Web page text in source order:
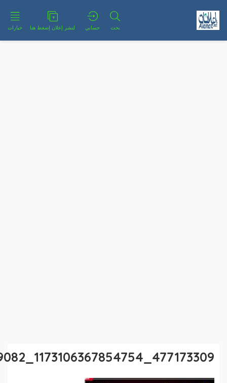
بحث حسابي لنشر إعلان إضغط هنا خيارات
477173309_1173106367854754_424999455638919082_n